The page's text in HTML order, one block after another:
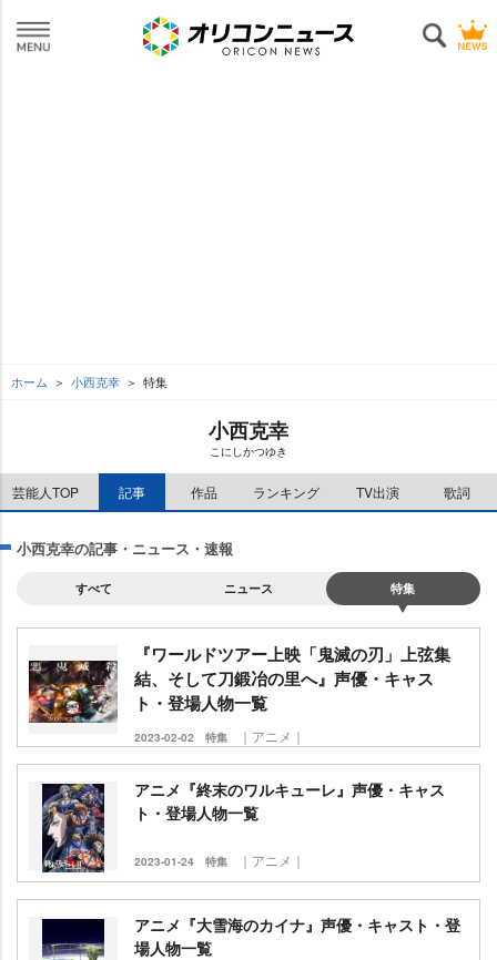
ホーム 小西克幸 特集
小西克幸
こにしかつゆき
芸能人TOP 記事 作品 ランキング TV出演 歌詞
小西克幸の記事・ニュース・速報
すべて ニュース 特集
『ワールドツアー上映「鬼滅の刃」上弦集
結、そして刀鍛冶の里へ』声優・キャス
ト・登場人物一覧
2023-02-02 特集 ｜アニメ｜
アニメ『終末のワルキューレ』声優・キャス
ト・登場人物一覧
2023-01-24 特集 ｜アニメ｜
アニメ『大雪海のカイナ』声優・キャスト・登
場人物一覧